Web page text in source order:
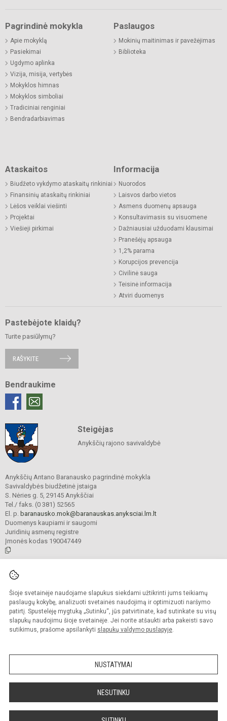
Šioje svetainėje naudojame slapukus siekdami užtikrinti jums teikiamų
paslaugų kokybę, analizuoti svetainės naudojimą ir optimizuoti naršymo
patirtį. Spustelėję mygtuką „Sutinku“, jūs patvirtinate, kad sutinkate su visų
slapukų naudojimu šioje svetainėje. Jei norite atšaukti arba pakeisti savo
sutikimus, prašome apsilankyti slapukų valdymo puslapyje.
NUSTATYMAI
NESUTINKU
Pagrindinė mokykla
Apie mokyklą
Pasiekimai
Ugdymo aplinka
Vizija, misija, vertybės
Mokyklos himnas
Mokyklos simboliai
Tradiciniai renginiai
Bendradarbiavimas
Paslaugos
Mokinių maitinimas ir pavežėjimas
Biblioteka
Ataskaitos
Biudžeto vykdymo ataskaitų rinkiniai
Finansinių ataskaitų rinkiniai
Lėšos veiklai viešinti
Projektai
Viešieji pirkimai
Informacija
Nuorodos
Laisvos darbo vietos
Asmens duomenų apsauga
Konsultavimasis su visuomene
Dažniausiai užduodami klausimai
Pranešėjų apsauga
1,2% parama
Korupcijos prevencija
Civilinė sauga
Teisinė informacija
Atviri duomenys
Pastebėjote klaidų?
Turite pasiūlymų?
RAŠYKITE
Bendraukime
Steigėjas
Anykščių rajono savivaldybė
Anykščių Antano Baranausko pagrindinė mokykla
Savivaldybės biudžetinė įstaiga
S. Nėries g. 5, 29145 Anykščiai
Tel./ faks. (0 381) 52565
El. p. baranausko.mok@baranauskas.anyksciai.lm.lt
Duomenys kaupiami ir saugomi
Juridinių asmenų registre
Įmonės kodas 190047449
Kopijuoti turinį be raštiško mokyklos administracijos sutikimo griežtai
draudžiama.
Prieinamumo paraiška Slapukų valdymas
Sumanus būdas atnaujinti